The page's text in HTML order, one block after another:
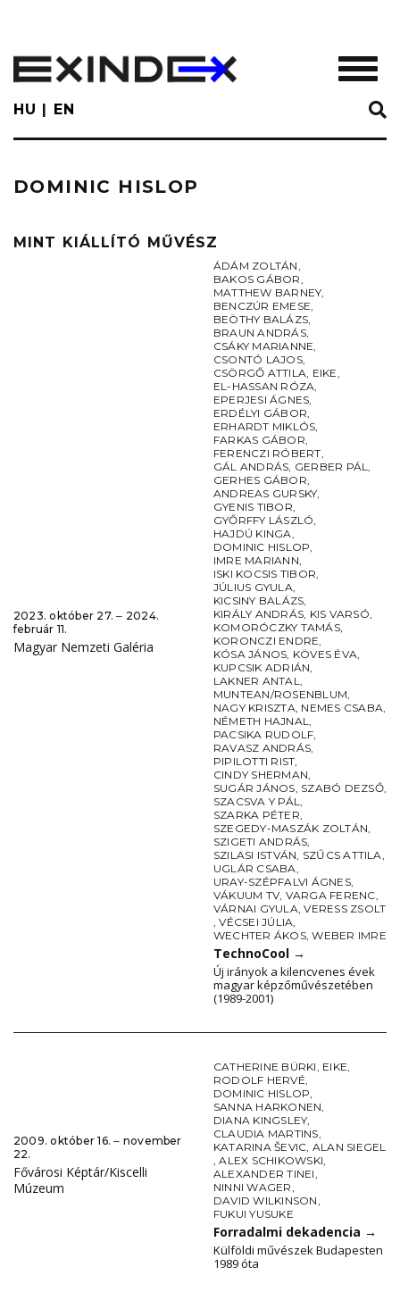
main
content
HU EN
DOMINIC HISLOP
MINT KIÁLLÍTÓ MŰVÉSZ
2023. október 27. ‒ 2024.
február 11.
Magyar Nemzeti Galéria
ÁDÁM ZOLTÁN,
BAKOS GÁBOR,
MATTHEW BARNEY,
BENCZÚR EMESE,
BEÖTHY BALÁZS,
BRAUN ANDRÁS,
CSÁKY MARIANNE,
CSONTÓ LAJOS,
CSÖRGŐ ATTILA, EIKE,
EL-HASSAN RÓZA,
EPERJESI ÁGNES,
ERDÉLYI GÁBOR,
ERHARDT MIKLÓS,
FARKAS GÁBOR,
FERENCZI RÓBERT,
GÁL ANDRÁS, GERBER PÁL,
GERHES GÁBOR,
ANDREAS GURSKY,
GYENIS TIBOR,
GYŐRFFY LÁSZLÓ,
HAJDÚ KINGA,
DOMINIC HISLOP,
IMRE MARIANN,
ISKI KOCSIS TIBOR,
JÚLIUS GYULA,
KICSINY BALÁZS,
KIRÁLY ANDRÁS, KIS VARSÓ,
KOMORÓCZKY TAMÁS,
KORONCZI ENDRE,
KÓSA JÁNOS, KÖVES ÉVA,
KUPCSIK ADRIÁN,
LAKNER ANTAL,
MUNTEAN/ROSENBLUM,
NAGY KRISZTA, NEMES CSABA,
NÉMETH HAJNAL,
PACSIKA RUDOLF,
RAVASZ ANDRÁS,
PIPILOTTI RIST,
CINDY SHERMAN,
SUGÁR JÁNOS, SZABÓ DEZSŐ,
SZACSVA Y PÁL,
SZARKA PÉTER,
SZEGEDY-MASZÁK ZOLTÁN,
SZIGETI ANDRÁS,
SZILASI ISTVÁN, SZŰCS ATTILA,
UGLÁR CSABA,
URAY-SZÉPFALVI ÁGNES,
VÁKUUM TV, VARGA FERENC,
VÁRNAI GYULA,VERESS ZSOLT
,VÉCSEI JÚLIA,
WECHTER ÁKOS,WEBER IMRE
TechnoCool →
Új irányok a kilencvenes évek
magyar képzőművészetében
(1989-2001)
2009. október 16. ‒ november
22.
Fővárosi Képtár/Kiscelli
Múzeum
CATHERINE BÜRKI, EIKE,
RODOLF HERVÉ,
DOMINIC HISLOP,
SANNA HARKONEN,
DIANA KINGSLEY,
CLAUDIA MARTINS,
KATARINA ŠEVIC, ALAN SIEGEL
,ALEX SCHIKOWSKI,
ALEXANDER TINEI,
NINNI WAGER,
DAVID WILKINSON,
FUKUI YUSUKE
Forradalmi dekadencia →
Külföldi művészek Budapesten
1989 óta